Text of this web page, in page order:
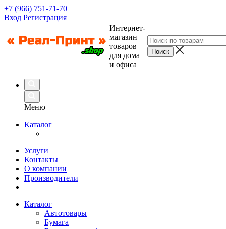
+7 (966) 751-71-70
Вход Регистрация
Интернет-
магазин
товаров
для дома
и офиса
Меню
Каталог
Услуги
Контакты
О компании
Производители
Каталог
Автотовары
Бумага